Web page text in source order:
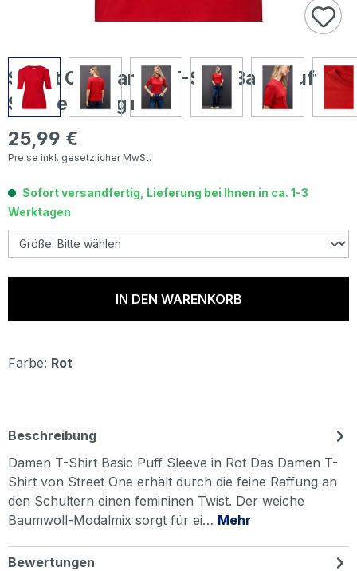
Street One Damen T-Shirt Basic Puff
Sleeve racing red
Regulärer Preis:
25,99 €
Preise inkl. gesetzlicher MwSt.
Sofort versandfertig, Lieferung bei Ihnen in ca. 1-3
Werktagen
IN DEN WARENKORB
Farbe: Rot
Beschreibung
Damen T-Shirt Basic Puff Sleeve in Rot Das Damen T-
Shirt von Street One erhält durch die feine Raffung an
den Schultern einen femininen Twist. Der weiche
Baumwoll-Modalmix sorgt für ei… Mehr
Bewertungen